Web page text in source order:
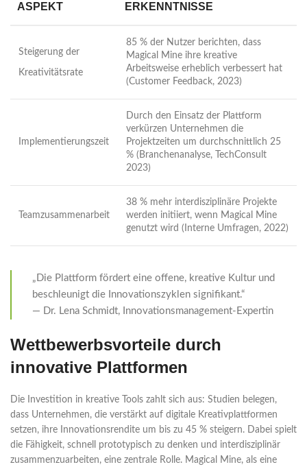
ASPEKT ERKENNTNISSE
Steigerung der
Kreativitätsrate
85 % der Nutzer berichten, dass
Magical Mine ihre kreative
Arbeitsweise erheblich verbessert hat
(Customer Feedback, 2023)
Implementierungszeit
Durch den Einsatz der Plattform
verkürzen Unternehmen die
Projektzeiten um durchschnittlich 25
% (Branchenanalyse, TechConsult
2023)
Teamzusammenarbeit
38 % mehr interdisziplinäre Projekte
werden initiiert, wenn Magical Mine
genutzt wird (Interne Umfragen, 2022)
„Die Plattform fördert eine offene, kreative Kultur und
beschleunigt die Innovationszyklen signifikant.“
— Dr. Lena Schmidt, Innovationsmanagement-Expertin
Wettbewerbsvorteile durch
innovative Plattformen
Die Investition in kreative Tools zahlt sich aus: Studien belegen,
dass Unternehmen, die verstärkt auf digitale Kreativplattformen
setzen, ihre Innovationsrendite um bis zu 45 % steigern. Dabei spielt
die Fähigkeit, schnell prototypisch zu denken und interdisziplinär
zusammenzuarbeiten, eine zentrale Rolle. Magical Mine, als eine